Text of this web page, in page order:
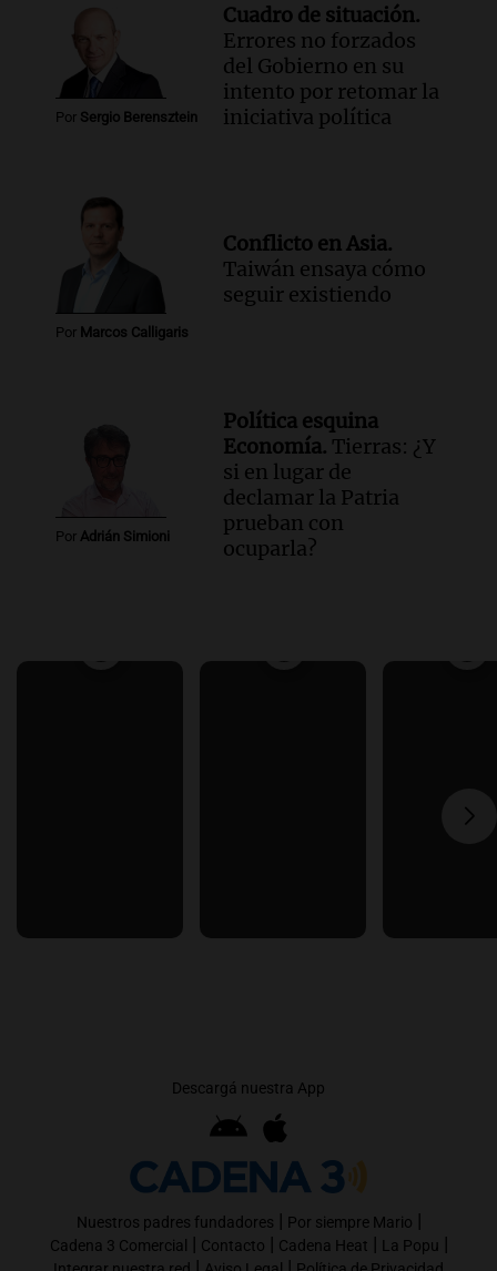
Por Sergio Berensztein
Cuadro de situación.
Errores no forzados
del Gobierno en su
intento por retomar la
iniciativa política
Por Marcos Calligaris
Conflicto en Asia.
Taiwán ensaya cómo
seguir existiendo
Por Adrián Simioni
Política esquina
Economía. Tierras: ¿Y
si en lugar de
declamar la Patria
prueban con
ocuparla?
Descargá nuestra App
Nuestros padres fundadores | Por siempre Mario |
Cadena 3 Comercial | Contacto | Cadena Heat | La Popu |